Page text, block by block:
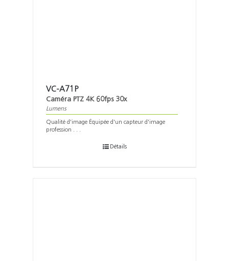
VC-A71P
Caméra PTZ 4K 60fps 30x
Lumens
Qualité d'image Équipée d'un capteur d'image
profession . . .
Détails